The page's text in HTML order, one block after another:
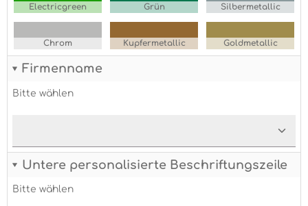
Electricgreen Grün Silbermetallic
Chrom Kupfermetallic Goldmetallic
Firmenname
Bitte wählen
Untere personalisierte Beschriftungszeile
Bitte wählen